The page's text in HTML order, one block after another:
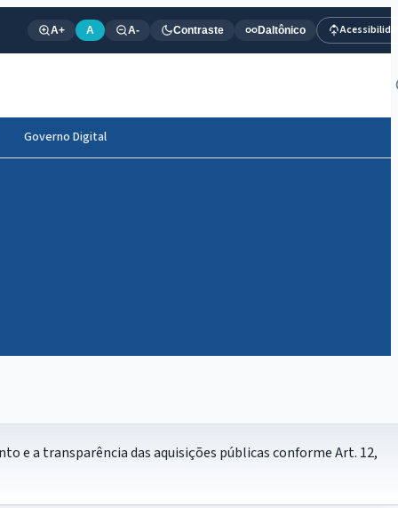
A+ A A- Contraste Daltônico
Governo Digital
e a transparência das aquisições públicas conforme Art. 12,